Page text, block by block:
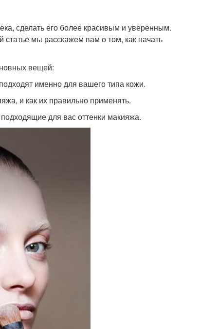
сделать его более красивым и уверенным.
статье мы расскажем вам о том, как начать
вещей:
именно для вашего типа кожи.
и как их правильно применять.
для вас оттенки макияжа.